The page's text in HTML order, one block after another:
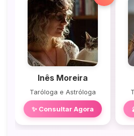
Inês Moreira
Taróloga e Astróloga
✨ Consultar Agora